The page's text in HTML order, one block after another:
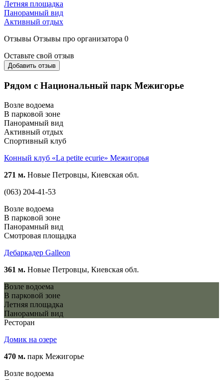
Летняя площадка
Панорамный вид
Активный отдых
Отзывы Отзывы про организатора 0
Оставьте свой отзыв
Добавить отзыв
Рядом с Национальный парк Межигорье
Возле водоема
В парковой зоне
Панорамный вид
Активный отдых
Спортивный клуб
Конный клуб «La petite ecurie» Межигорья
271 м. Новые Петровцы, Киевская обл.
(063) 204-41-53
Возле водоема
В парковой зоне
Панорамный вид
Смотровая площадка
Дебаркадер Galleon
361 м. Новые Петровцы, Киевская обл.
Возле водоема
В парковой зоне
Летняя площадка
Панорамный вид
Ресторан
Домик на озере
470 м. парк Межигорье
Возле водоема